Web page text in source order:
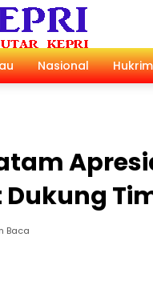
Nasional Hukrim
Baca